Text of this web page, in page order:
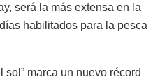
será la más extensa en la
habilitados para la pesca
sol” marca un nuevo récord